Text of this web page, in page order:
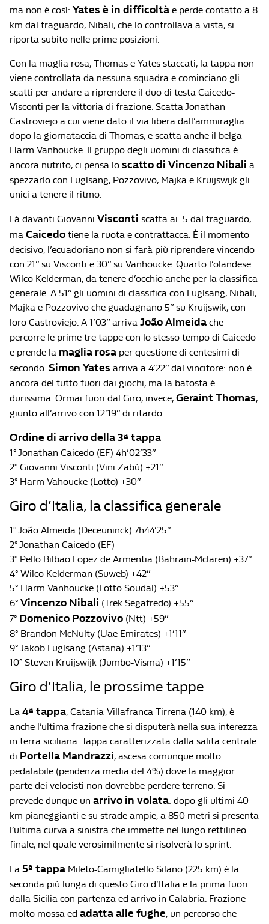
ma non è così: Yates è in difficoltà e perde contatto a 8
km dal traguardo, Nibali, che lo controllava a vista, si
riporta subito nelle prime posizioni.
Con la maglia rosa, Thomas e Yates staccati, la tappa non
viene controllata da nessuna squadra e cominciano gli
scatti per andare a riprendere il duo di testa Caicedo-
Visconti per la vittoria di frazione. Scatta Jonathan
Castroviejo a cui viene dato il via libera dall’ammiraglia
dopo la giornataccia di Thomas, e scatta anche il belga
Harm Vanhoucke. Il gruppo degli uomini di classifica è
ancora nutrito, ci pensa lo scatto di Vincenzo Nibali a
spezzarlo con Fuglsang, Pozzovivo, Majka e Kruijswijk gli
unici a tenere il ritmo.
Là davanti Giovanni Visconti scatta ai -5 dal traguardo,
ma Caicedo tiene la ruota e contrattacca. È il momento
decisivo, l’ecuadoriano non si farà più riprendere vincendo
con 21” su Visconti e 30” su Vanhoucke. Quarto l’olandese
Wilco Kelderman, da tenere d’occhio anche per la classifica
generale. A 51” gli uomini di classifica con Fuglsang, Nibali,
Majka e Pozzovivo che guadagnano 5” su Kruijswik, con
loro Castroviejo. A 1’03” arriva João Almeida che
percorre le prime tre tappe con lo stesso tempo di Caicedo
e prende la maglia rosa per questione di centesimi di
secondo. Simon Yates arriva a 4’22” dal vincitore: non è
ancora del tutto fuori dai giochi, ma la batosta è
durissima. Ormai fuori dal Giro, invece, Geraint Thomas,
giunto all’arrivo con 12’19” di ritardo.
Ordine di arrivo della 3ª tappa
1° Jonathan Caicedo (EF) 4h’02’33”
2° Giovanni Visconti (Vini Zabù) +21”
3° Harm Vahoucke (Lotto) +30”
Giro d’Italia, la classifica generale
1° João Almeida (Deceuninck) 7h44’25”
2° Jonathan Caicedo (EF) –
3° Pello Bilbao Lopez de Armentia (Bahrain-Mclaren) +37”
4° Wilco Kelderman (Suweb) +42”
5° Harm Vanhoucke (Lotto Soudal) +53”
6° Vincenzo Nibali (Trek-Segafredo) +55”
7° Domenico Pozzovivo (Ntt) +59”
8° Brandon McNulty (Uae Emirates) +1’11”
9° Jakob Fuglsang (Astana) +1’13”
10° Steven Kruijswijk (Jumbo-Visma) +1’15”
Giro d’Italia, le prossime tappe
La 4ª tappa, Catania-Villafranca Tirrena (140 km), è
anche l’ultima frazione che si disputerà nella sua interezza
in terra siciliana. Tappa caratterizzata dalla salita centrale
di Portella Mandrazzi, ascesa comunque molto
pedalabile (pendenza media del 4%) dove la maggior
parte dei velocisti non dovrebbe perdere terreno. Si
prevede dunque un arrivo in volata: dopo gli ultimi 40
km pianeggianti e su strade ampie, a 850 metri si presenta
l’ultima curva a sinistra che immette nel lungo rettilineo
finale, nel quale verosimilmente si risolverà lo sprint.
La 5ª tappa Mileto-Camigliatello Silano (225 km) è la
seconda più lunga di questo Giro d’Italia e la prima fuori
dalla Sicilia con partenza ed arrivo in Calabria. Frazione
molto mossa ed adatta alle fughe, un percorso che